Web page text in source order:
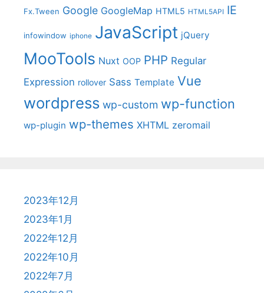
Fx.Tween Google GoogleMap HTML5 HTML5API IE
infowindow iphone JavaScript jQuery
MooTools Nuxt OOP PHP Regular
Expression rollover Sass Template Vue
wordpress wp-custom wp-function
wp-plugin wp-themes XHTML zeromail
2023年12月
2023年1月
2022年12月
2022年10月
2022年7月